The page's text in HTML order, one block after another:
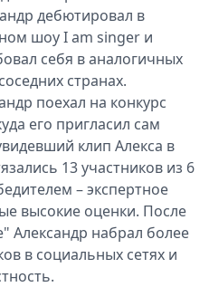
дебютировал в
шоу I am singer и
себя в аналогичных
странах.
поехал на конкурс
его пригласил сам
клип Алекса в
13 участников из 6
– экспертное
высокие оценки. После
Александр набрал более
в социальных сетях и